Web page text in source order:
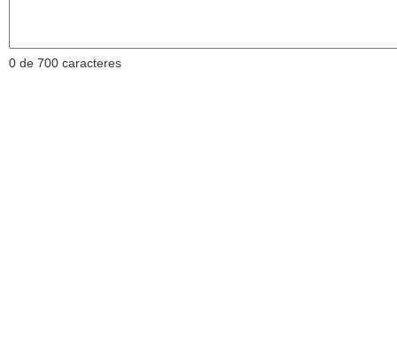
0 de 700 caracteres